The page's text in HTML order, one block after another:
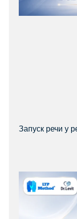
Запуск речи у